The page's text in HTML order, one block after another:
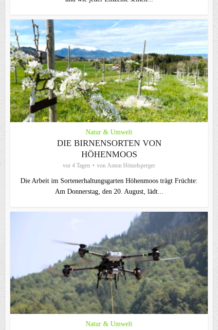
Natur & Umwelt
DIE BIRNENSORTEN VON
HÖHENMOOS
vor 4 Tagen von Anton Hötzelsperger
Die Arbeit im Sortenerhaltungsgarten Höhenmoos trägt Früchte:
Am Donnerstag, den 20. August, lädt...
Natur & Umwelt